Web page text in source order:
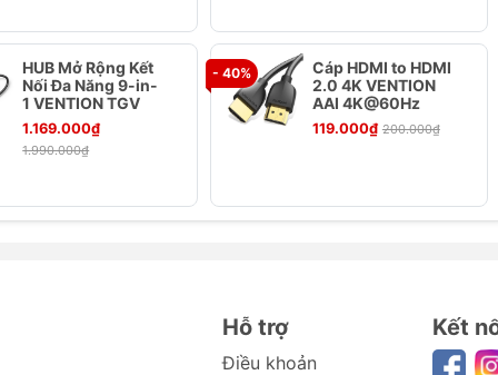
độ truyền dữ liệu nhanh và ổn định, giúp bạn truyền tải
và nhanh chóng.
HUB Mở Rộng Kết
Nối Đa Năng 9-in-
1 VENTION TGV
1.169.000₫
1.990.000₫
- 40%
Cáp HDMI to HDMI
2.0 4K VENTION
AAI 4K@60Hz
119.000₫ 200.000₫
Hỗ trợ
Điều khoản
Kết